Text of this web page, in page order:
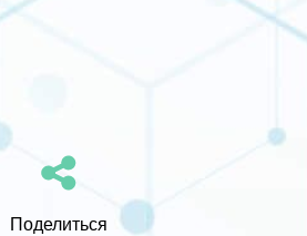
Поделиться